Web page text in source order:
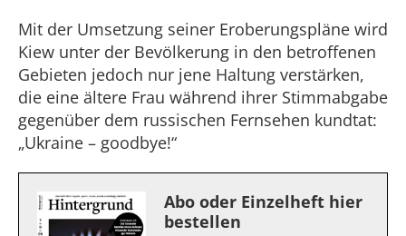
Mit der Umsetzung seiner Eroberungspläne wird
Kiew unter der Bevölkerung in den betroffenen
Gebieten jedoch nur jene Haltung verstärken,
die eine ältere Frau während ihrer Stimmabgabe
gegenüber dem russischen Fernsehen kundtat:
„Ukraine – goodbye!“
Abo oder Einzelheft hier
bestellen